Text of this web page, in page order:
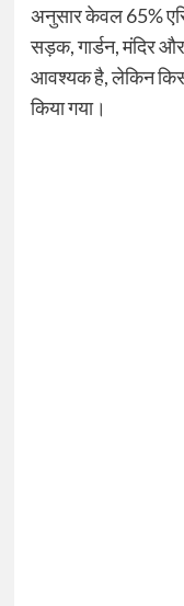
अनुसार केवल 65%
सड़क, गार्डन, मंदिर
आवश्यक है, लेकिन किसी
किया गया।